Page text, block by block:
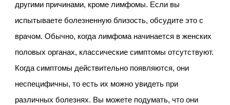
другими причинами, кроме лимфомы. Если вы
испытываете болезненную близость, обсудите это с
врачом. Обычно, когда лимфома начинается в женских
половых органах, классические симптомы отсутствуют.
Когда симптомы действительно появляются, они
неспецифичны, то есть их можно увидеть при
различных болезнях. Вы можете подумать, что они